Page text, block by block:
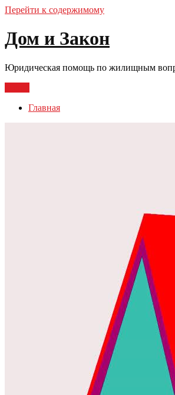
Перейти к содержимому
Дом и Закон
Юридическая помощь по жилищным
Главная